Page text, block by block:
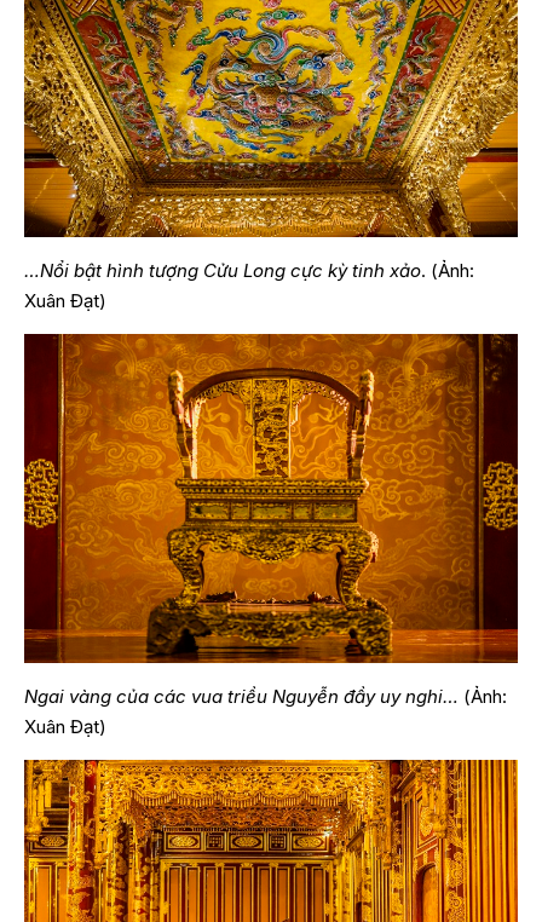
…Nổi bật hình tượng Cửu Long cực kỳ tinh xảo. (Ảnh:
Xuân Đạt)
Ngai vàng của các vua triều Nguyễn đầy uy nghi… (Ảnh:
Xuân Đạt)